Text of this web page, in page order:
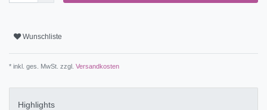
Wunschliste
* inkl. ges. MwSt. zzgl. Versandkosten
Highlights